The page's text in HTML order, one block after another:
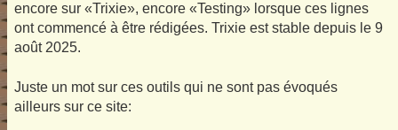
encore sur «Trixie», encore «Testing» lorsque ces lignes
ont commencé à être rédigées. Trixie est stable depuis le 9
août 2025.
Juste un mot sur ces outils qui ne sont pas évoqués
ailleurs sur ce site: